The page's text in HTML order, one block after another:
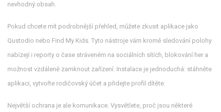
nevhodný obsah.
Pokud chcete mít podrobnější přehled, můžete zkusit aplikace jako
Qustodio nebo Find My Kids. Tyto nástroje vám kromě sledování polohy
nabízejí i reporty o čase stráveném na sociálních sítích, blokování her a
možnost vzdáleně zamknout zařízení. Instalace je jednoduchá: stáhněte
aplikaci, vytvořte rodičovský účet a přidejte profil dítěte.
Největší ochrana je ale komunikace. Vysvětlete, proč jsou některé